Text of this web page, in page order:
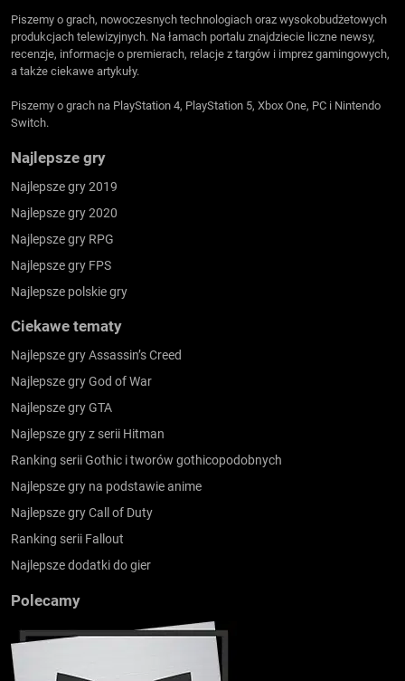
Piszemy o grach, nowoczesnych technologiach oraz wysokobudżetowych
produkcjach telewizyjnych. Na łamach portalu znajdziecie liczne newsy,
recenzje, informacje o premierach, relacje z targów i imprez gamingowych,
a także ciekawe artykuły.
Piszemy o grach na PlayStation 4, PlayStation 5, Xbox One, PC i Nintendo
Switch.
Najlepsze gry
Najlepsze gry 2019
Najlepsze gry 2020
Najlepsze gry RPG
Najlepsze gry FPS
Najlepsze polskie gry
Ciekawe tematy
Najlepsze gry Assassin’s Creed
Najlepsze gry God of War
Najlepsze gry GTA
Najlepsze gry z serii Hitman
Ranking serii Gothic i tworów gothicopodobnych
Najlepsze gry na podstawie anime
Najlepsze gry Call of Duty
Ranking serii Fallout
Najlepsze dodatki do gier
Polecamy